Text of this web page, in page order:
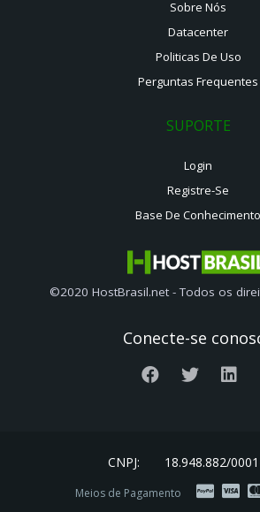
Sobre Nós
Datacenter
Politicas De Uso
Perguntas Frequentes
SUPORTE
Login
Registre-Se
Base De Conhecimento
©2020 HostBrasil.net - Todos os
Conecte-se
CNPJ: 18.948.882/
Meios de Pagamento